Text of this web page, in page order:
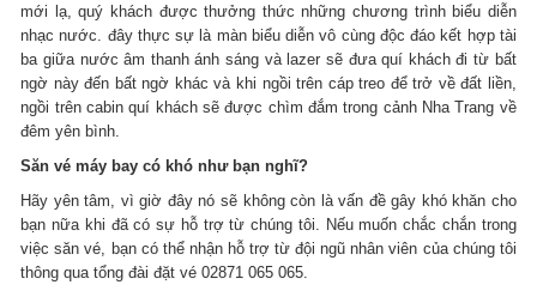
mới lạ, quý khách được thưởng thức những chương trình biểu diễn
nhạc nước. đây thực sự là màn biểu diễn vô cùng độc đáo kết hợp tài
ba giữa nước âm thanh ánh sáng và lazer sẽ đưa quí khách đi từ bất
ngờ này đến bất ngờ khác và khi ngồi trên cáp treo để trở về đất liền,
ngồi trên cabin quí khách sẽ được chìm đắm trong cảnh Nha Trang về
đêm yên bình.
Săn vé máy bay có khó như bạn nghĩ?
Hãy yên tâm, vì giờ đây nó sẽ không còn là vấn đề gây khó khăn cho
bạn nữa khi đã có sự hỗ trợ từ chúng tôi. Nếu muốn chắc chắn trong
việc săn vé, bạn có thể nhận hỗ trợ từ đội ngũ nhân viên của chúng tôi
thông qua tổng đài đặt vé 02871 065 065.